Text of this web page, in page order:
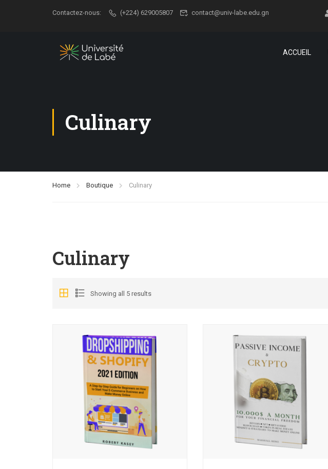
Contactez-nous: (+224) 629005807 contact@univ-labe.edu.gn
ACCUEIL
Culinary
Home Boutique Culinary
Culinary
Showing all 5 results